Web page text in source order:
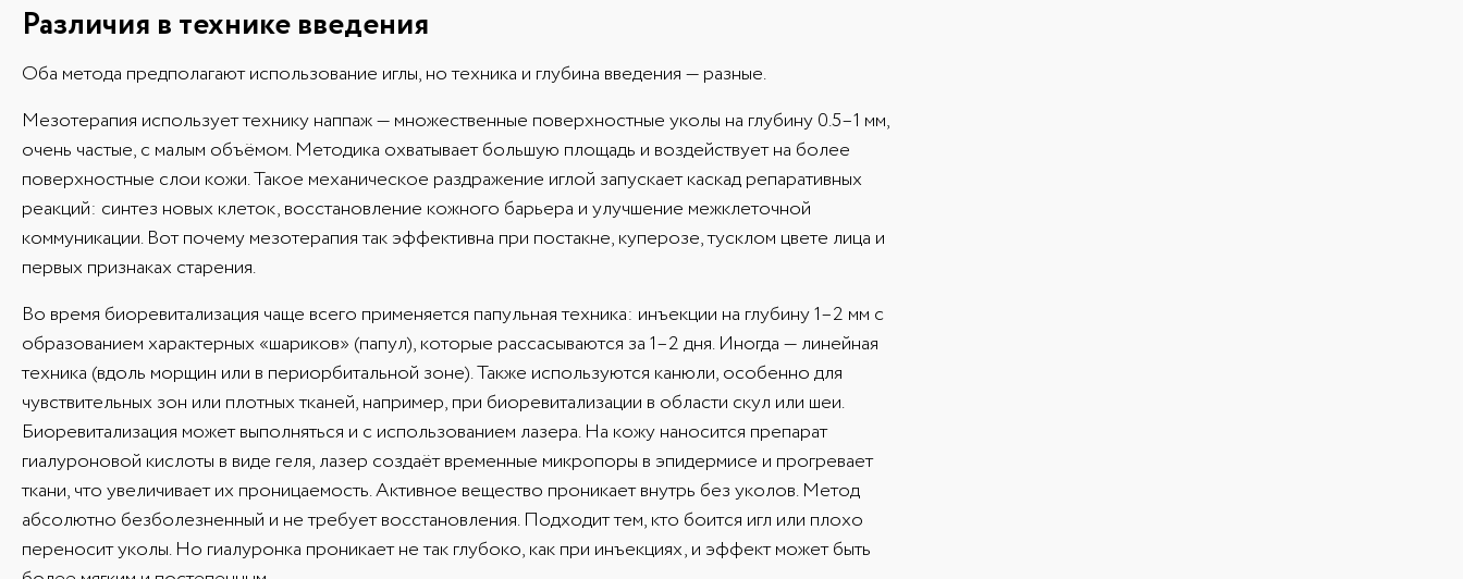
Различия в технике введения
Оба метода предполагают использование иглы, но техника и глубина введения — разные.
Мезотерапия использует технику наппаж — множественные поверхностные уколы на глубину 0.5–1 мм,
очень частые, с малым объёмом. Методика охватывает большую площадь и воздействует на более
поверхностные слои кожи. Такое механическое раздражение иглой запускает каскад репаративных
реакций: синтез новых клеток, восстановление кожного барьера и улучшение межклеточной
коммуникации. Вот почему мезотерапия так эффективна при постакне, куперозе, тусклом цвете лица и
первых признаках старения.
Во время биоревитализация чаще всего применяется папульная техника: инъекции на глубину 1–2 мм с
образованием характерных «шариков» (папул), которые рассасываются за 1–2 дня. Иногда — линейная
техника (вдоль морщин или в периорбитальной зоне). Также используются канюли, особенно для
чувствительных зон или плотных тканей, например, при биоревитализации в области скул или шеи.
Биоревитализация может выполняться и с использованием лазера. На кожу наносится препарат
гиалуроновой кислоты в виде геля, лазер создаёт временные микропоры в эпидермисе и прогревает
ткани, что увеличивает их проницаемость. Активное вещество проникает внутрь без уколов. Метод
абсолютно безболезненный и не требует восстановления. Подходит тем, кто боится игл или плохо
переносит уколы. Но гиалуронка проникает не так глубоко, как при инъекциях, и эффект может быть